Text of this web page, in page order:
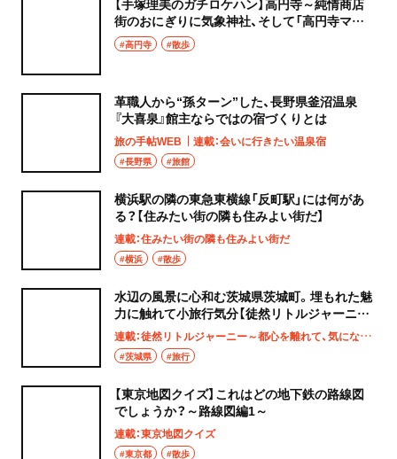
【手塚理美のガチロケハン】高円寺～純情商店
街のおにぎりに気象神社、そして「高円寺マシ
タ」へ！
#高円寺 #散歩
革職人から“孫ターン”した、長野県釜沼温泉
『大喜泉』館主ならではの宿づくりとは
旅の手帖WEB 連載：会いに行きたい温泉宿
#長野県 #旅館
横浜駅の隣の東急東横線「反町駅」には何があ
る？【住みたい街の隣も住みよい街だ】
連載：住みたい街の隣も住みよい街だ
#横浜 #散歩
水辺の風景に心和む茨城県茨城町。埋もれた魅
力に触れて小旅行気分【徒然リトルジャーニ
ー】
連載：徒然リトルジャーニー～都心を離れて、気になる土地へ
#茨城県 #旅行
【東京地図クイズ】これはどの地下鉄の路線図
でしょうか？～路線図編1～
連載：東京地図クイズ
#東京都 #散歩